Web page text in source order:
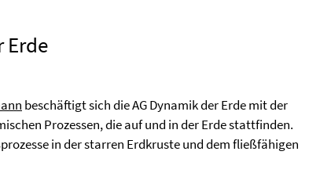
Erde
beschäftigt sich die AG Dynamik der Erde mit der
Prozessen, die auf und in der Erde stattfinden.
in der starren Erdkruste und dem fließfähigen